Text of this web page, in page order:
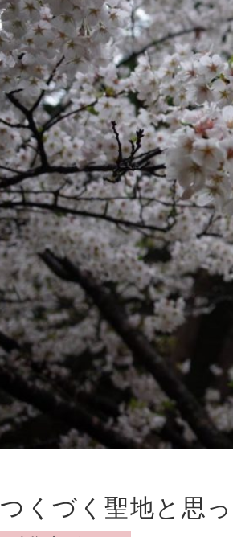
つくづく聖地と思